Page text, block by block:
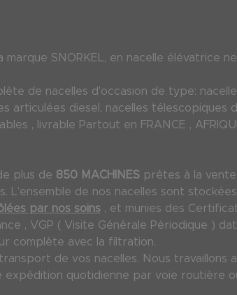
SNORKEL, en nacelle élévatrice
de nacelles d'occasion de type:
articulées diesel, nacelles télescopiques
, livrable Partout en FRANCE ,
plus de 850 MACHINESprêtes à la vente
de nos nacelles sont
par nos soins, et munies des
, VGP ( Visite Générale Périodique )
complète avec la filtration.
de vos nacelles. Nous travaillons
quotidienne par voie routière